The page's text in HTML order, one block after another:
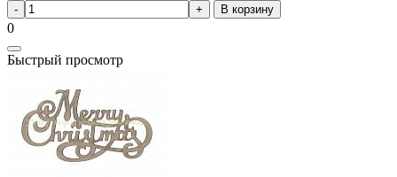
В корзину
0
Быстрый просмотр